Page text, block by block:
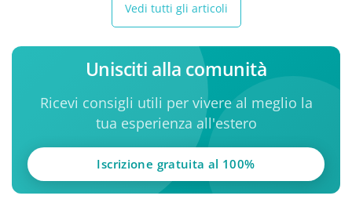
Vedi tutti gli articoli
Unisciti alla comunità
Ricevi consigli utili per vivere al meglio la
tua esperienza all'estero
Iscrizione gratuita al 100%